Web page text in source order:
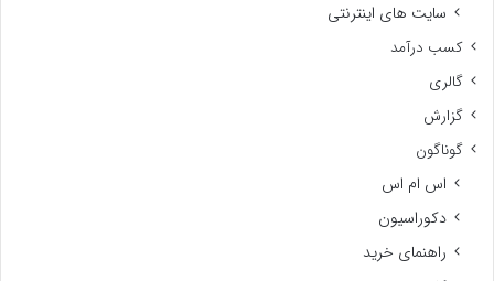
سایت های اینترنتی
کسب درآمد
گالری
گزارش
گوناگون
اس ام اس
دکوراسیون
راهنمای خرید